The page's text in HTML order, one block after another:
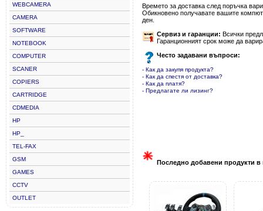
WEBCAMERA
CAMERA
SOFTWARE
NOTEBOOK
COMPUTER
SCANER
COPIERS
CARTRIDGE
CDMEDIA
HP
HP_
TEL-FAX
GSM
GAMES
CCTV
OUTLET
Времето за доставка след поръчка
Обикновено получавате вашите
ден.
Сервиз и гаранции: Всички
Гаранционният срок може да
Често задавани въпроси:
- Как да закупя продукта?
- Как да спестя от доставка?
- Как да платя?
- Предлагате ли лизинг?
Последно добавени продукти в